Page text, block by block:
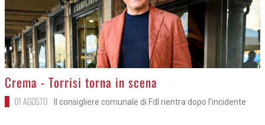
>
Crema - Torrisi torna in scena
01 AGOSTO Il consigliere comunale di FdI rientra dopo l'incidente